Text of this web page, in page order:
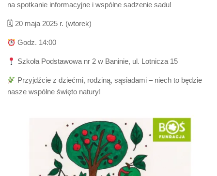
na spotkanie informacyjne i wspólne sadzenie sadu!
🗓 20 maja 2025 r. (wtorek)
Godz. 14:00
Szkoła Podstawowa nr 2 w Baninie, ul. Lotnicza 15
Przyjdźcie z dziećmi, rodziną, sąsiadami – niech to będzie
nasze wspólne święto natury!